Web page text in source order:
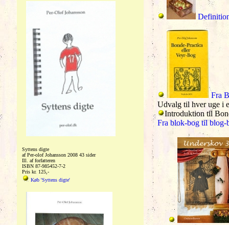
Syttens digte
af Per-olof Johansson 2008 43 sider
Ill. af forfatteren
ISBN 87-985452-7-2
Pris kr. 125,-
Køb 'Syttens digte'
Fra
Udvalg til hver uge i
Introduktion til
Fra blok-bog til blog-